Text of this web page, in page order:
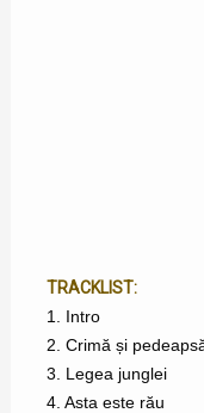
TRACKLIST:
1. Intro
2. Crimă și
3. Legea junglei
4. Asta este rău